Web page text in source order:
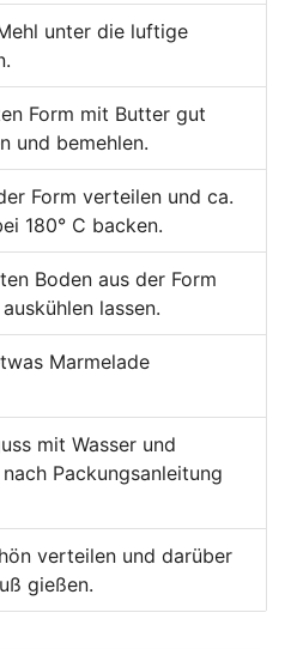
unter die luftige
Form mit Butter gut
und bemehlen.
Form verteilen und ca.
180° C backen.
Boden aus der Form
lassen.
Marmelade
mit Wasser und
Packungsanleitung
verteilen und darüber
gießen.